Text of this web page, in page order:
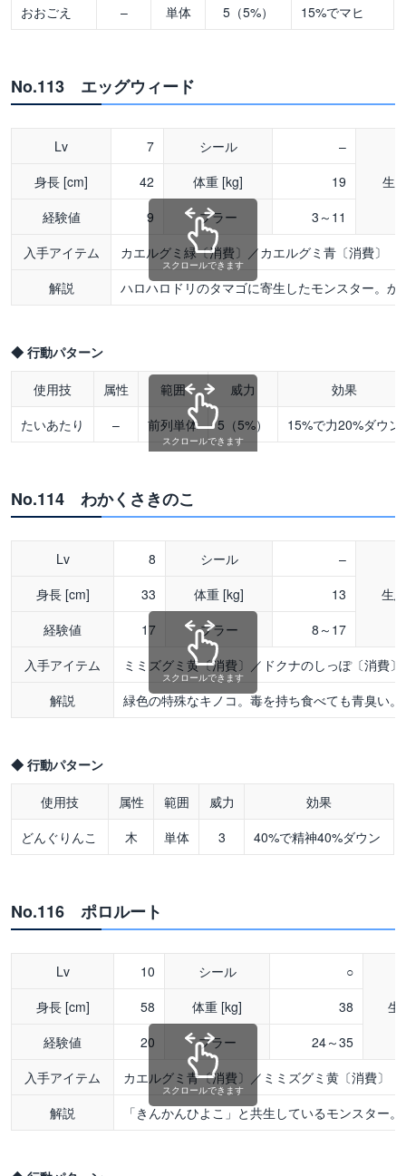
おおごえ
– 単体 5（5%） 15%でマヒ
No.113 エッグウィード
Lv 7 シール
–
生
身長 [cm] 42 体重 [kg]
19
経験値
9 ブラー
3～11
入手アイテム
カエルグミ緑〔消費〕／カエルグミ青〔消費〕
解説
ハロハロドリのタマゴに寄生したモンスター。
スクロールできます
◆ 行動パターン
使用技 属性 範囲 威力
効果
たいあたり
– 前列単体 5（5%） 15%で力20%ダウン
スクロールできます
No.114 わかくさきのこ
Lv 8 シール
–
生
身長 [cm] 33 体重 [kg]
13
経験値
17 ブラー
8～17
入手アイテム
ミミズグミ黄〔消費〕／ドクナのしっぽ〔消費
解説
緑色の特殊なキノコ。毒を持ち食べても青臭い
スクロールできます
◆ 行動パターン
使用技 属性 範囲 威力
効果
どんぐりんこ
木 単体 3 40%で精神40%ダウン
No.116 ポロルート
Lv 10 シール
○
生
身長 [cm] 58 体重 [kg]
38
経験値
20 ブラー
24～35
入手アイテム
カエルグミ青〔消費〕／ミミズグミ黄〔消費〕
解説
「きんかんひよこ」と共生しているモンスター
スクロールできます